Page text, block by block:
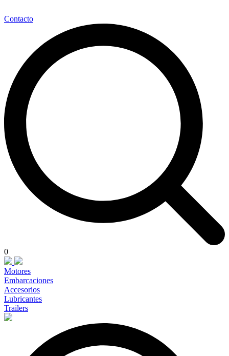
Contacto
0
Motores
Embarcaciones
Accesorios
Lubricantes
Trailers